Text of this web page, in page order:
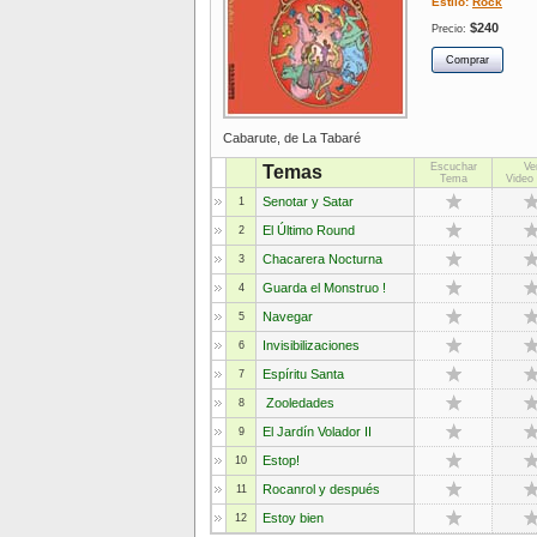
Precio: $240
Cabarute, de La Tabaré
Temas
Escuchar
Tema
Video
1
Senotar y Satar
2 El Último Round
3 Chacarera Nocturna
4 Guarda el Monstruo !
5 Navegar
6 Invisibilizaciones
7 Espíritu Santa
8 Zooledades
9 El Jardín Volador II
10 Estop!
11 Rocanrol y después
12 Estoy bien